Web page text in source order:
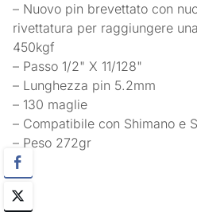
– Nuovo pin brevettato con
rivettatura per raggiungere
450kgf
– Passo 1/2" X 11/128"
– Lunghezza pin 5.2mm
– 130 maglie
– Compatibile con Shimano e
– Peso 272gr